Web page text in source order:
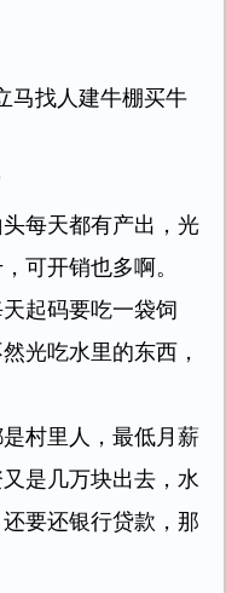
马找人建牛棚买牛
每天都有产出，光
可开销也多啊。
起码要吃一袋饲
光吃水里的东西，
村里人，最低月薪
是几万块出去，水
要还银行贷款，那